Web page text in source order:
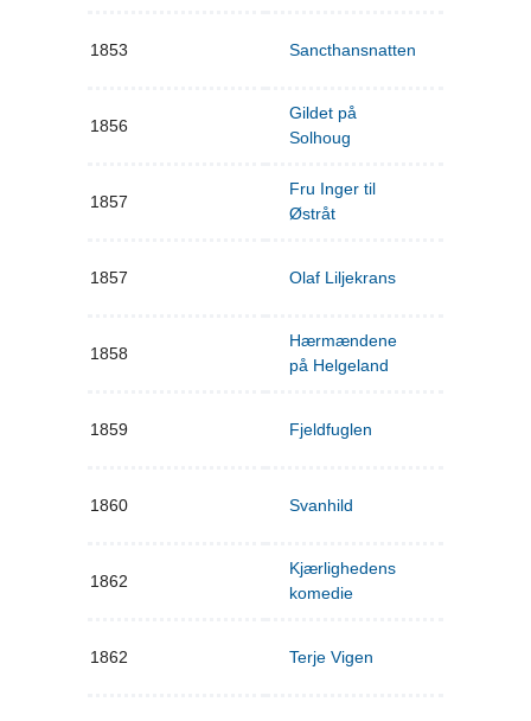
1853 Sancthansnatten
1856
Gildet på
Solhoug
1857
Fru Inger til
Østråt
1857 Olaf Liljekrans
1858
Hærmændene
på Helgeland
1859 Fjeldfuglen
1860 Svanhild
1862
Kjærlighedens
komedie
1862 Terje Vigen